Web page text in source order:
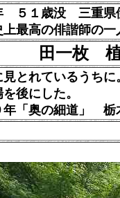
５１歳没 三重
高の俳諧師の一
田一枚
見とれているうち
後にした。
年「奥の細道」 栃